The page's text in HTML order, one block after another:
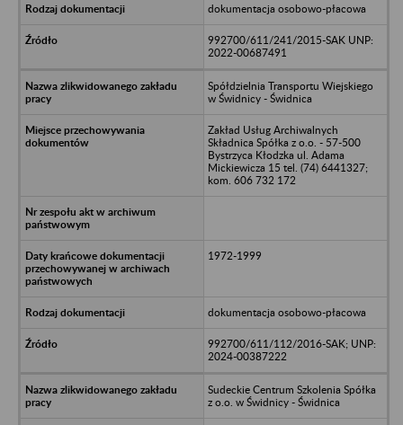
dokumentacja osobowo-płacowa
992700/611/241/2015-SAK UNP:
2022-00687491
Spółdzielnia Transportu Wiejskiego
w Świdnicy - Świdnica
Zakład Usług Archiwalnych
Składnica Spółka z o.o. - 57-500
Bystrzyca Kłodzka ul. Adama
Mickiewicza 15 tel. (74) 6441327;
kom. 606 732 172
1972-1999
dokumentacja osobowo-płacowa
992700/611/112/2016-SAK; UNP:
2024-00387222
Sudeckie Centrum Szkolenia Spółka
z o.o. w Świdnicy - Świdnica